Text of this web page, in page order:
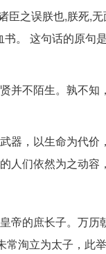
臣之误朕也,朕死,
。 这句话的原句
并不陌生。孰不知
器，以生命为代价
人们依然为之动容
帝的庶长子。万历
洵立为太子，此